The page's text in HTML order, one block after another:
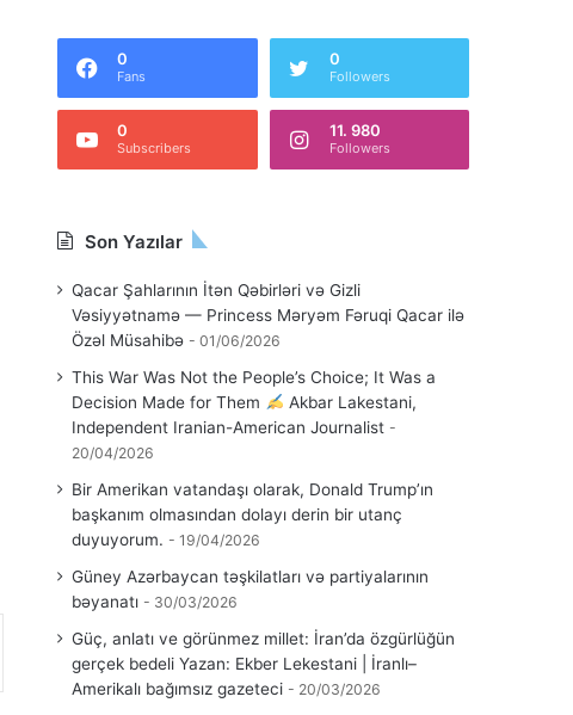
0
Fans
0
Followers
0
Subscribers
11. 980
Followers
Son Yazılar
Qacar Şahlarının İtən Qəbirləri və Gizli
Vəsiyyətnamə — Princess Məryəm Fəruqi Qacar ilə
Özəl Müsahibə
01/06/2026
This War Was Not the People’s Choice; It Was a
Decision Made for Them
Akbar Lakestani,
Independent Iranian-American Journalist
20/04/2026
Bir Amerikan vatandaşı olarak, Donald Trump’ın
başkanım olmasından dolayı derin bir utanç
duyuyorum.
19/04/2026
Güney Azərbaycan təşkilatları və partiyalarının
bəyanatı
30/03/2026
Güç, anlatı ve görünmez millet: İran’da özgürlüğün
gerçek bedeli Yazan: Ekber Lekestani | İranlı–
Amerikalı bağımsız gazeteci
20/03/2026